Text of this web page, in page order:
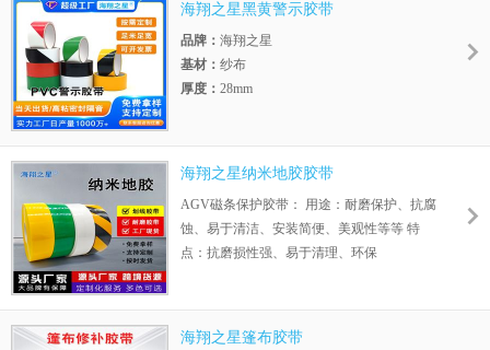
加工定制： 是
适用范围：楼梯/球场/阳台等等
海翔之星黑黄警示胶带
品牌： 海翔之星
基材： 纱布
厚度： 28mm
加工定制：
是
适用范围：婚庆广告建筑等地毯，地膜封
边，警示提醒长期耐温：常温
短期耐温：50
适用范围：建筑装饰，广告标牌
海翔之星纳米地胶胶带
AGV磁条保护胶带： 用途：耐磨保护、抗腐
蚀、易于清洁、安装简便、美观性等等 特
点：抗磨损性强、易于清理、环保
海翔之星篷布胶带